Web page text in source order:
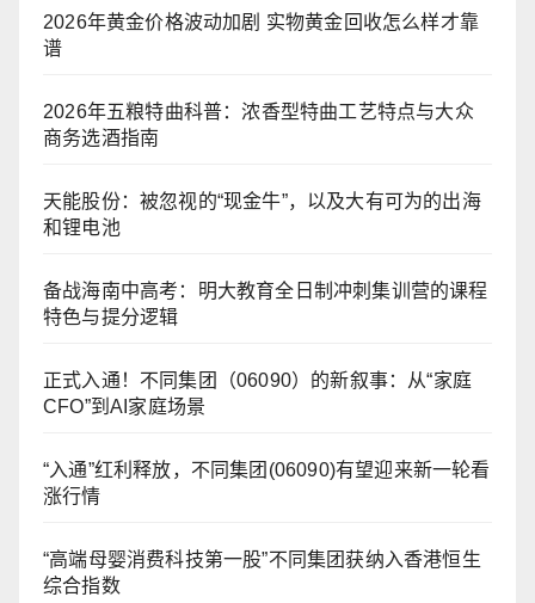
2026年黄金价格波动加剧 实物黄金回收怎么样才靠
谱
2026年五粮特曲科普：浓香型特曲工艺特点与大众
商务选酒指南
天能股份：被忽视的“现金牛”，以及大有可为的出海
和锂电池
备战海南中高考：明大教育全日制冲刺集训营的课程
特色与提分逻辑
正式入通！不同集团（06090）的新叙事：从“家庭
CFO”到AI家庭场景
“入通”红利释放，不同集团(06090)有望迎来新一轮看
涨行情
“高端母婴消费科技第一股”不同集团获纳入香港恒生
综合指数